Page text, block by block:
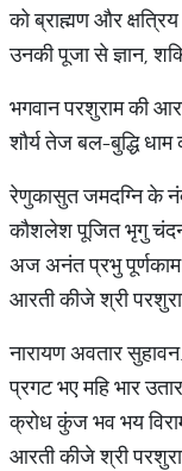
को ब्राह्मण और
उनकी पूजा से ज्ञान,
भगवान परशुराम की
शौर्य तेज बल-बुद्धि धाम
रेणुकासुत जमदग्नि के
कौशलेश पूजित भृगु
अज अनंत प्रभु पूर्णकाम
आरती कीजे श्री
नारायण अवतार सुहावन.
प्रगट भए महि भार
क्रोध कुंज भव भय
आरती कीजे श्री